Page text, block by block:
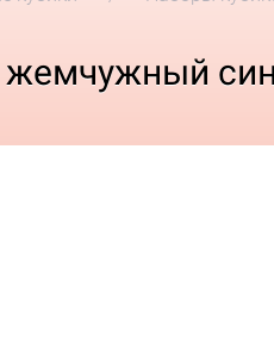
жемчужный